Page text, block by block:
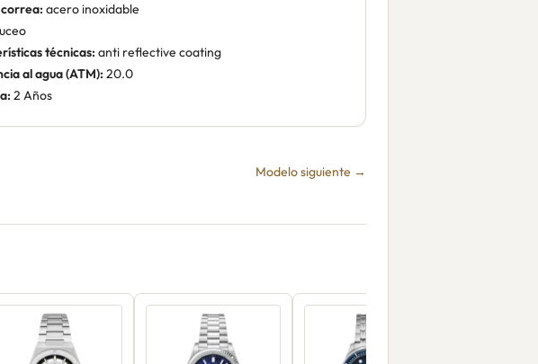
acero inoxidable
técnicas: anti reflective coating
al agua (ATM): 20.0
2 Años
Modelo siguiente →